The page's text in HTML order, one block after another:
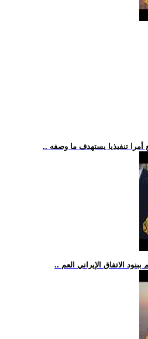
أمرا تنفيذيا يستهدف ما وصفه
الاتفاق الإيراني العم